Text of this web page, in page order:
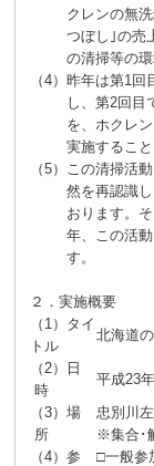
クレンの無
つぼし｣の売
の清掃等の
（4） 昨年は第1回
し、第2回目
を、ホクレ
実施すること
（5）
この清掃活
然を再認識
おります。
年、この活
す。
２．実施概要
（1）タイ
トル
北海道
（2）日
時
平成23
（3）場
所
忠別川
※集合･
（4）参 □一般参